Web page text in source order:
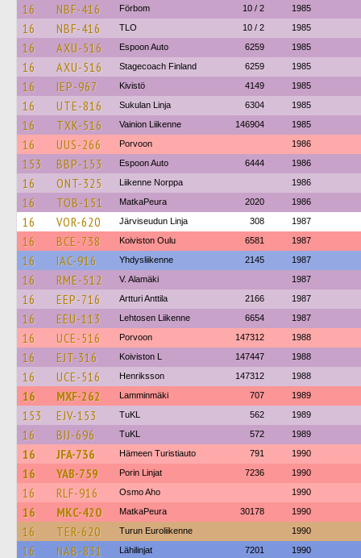
16 NBF-416 Förbom 10 / 2 1985
16 NBF-416 TLO 10 / 2 1985
16 AXU-516 Espoon Auto 6259 1985
16 AXU-516 Stagecoach Finland 6259 1985
16 IEP-967 Kivistö 4149 1985
16 UTE-816 Sukulan Linja 6304 1985
16 TXK-516 Vainion Liikenne 146904 1985
16 UUS-266 Porvoon 1986
153 BBP-153 Espoon Auto 6444 1986
16 ONT-325 Liikenne Norppa 1986
16 TOB-151 MatkaPeura 2020 1986
16 VOR-620 Järviseudun Linja 308 1987
16 BCE-738 Koiviston Oulu 6581 1987
16 IAC-916 Yhdysliikenne 2145 1987
16 RME-512 V. Alamäki 1987
16 EEP-716 Artturi Anttila 2166 1987
16 EEU-113 Lehtosen Liikenne 6654 1987
16 UCE-516 Porvoon 147312 1988
16 EJT-316 Koiviston L 147447 1988
16 UCE-516 Henriksson 147312 1988
16 MXF-262 Lamminmäki 707 1989
153 EJV-153 TuKL 562 1989
16 BIJ-696 TuKL 572 1989
16 JFA-736 Hämeen Turistiauto 791 1990
16 YAB-759 Porin Linjat 7236 1990
16 RLF-916 Osmo Aho 1990
16 MKC-420 MatkaPeura 30178 1990
16 TER-620 Turun Euroliikenne 1990
16 NAB-831 Lähilinjat 7201 1990